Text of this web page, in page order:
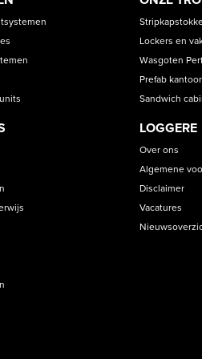
Lockers en
Wasgoten
Prefab
Sandwich
LOGGERE
Over ons
Algemene
Disclaimer
Vacatures